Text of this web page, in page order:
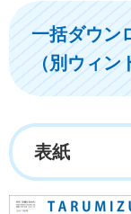
一括ダウン
（別ウィン
表紙